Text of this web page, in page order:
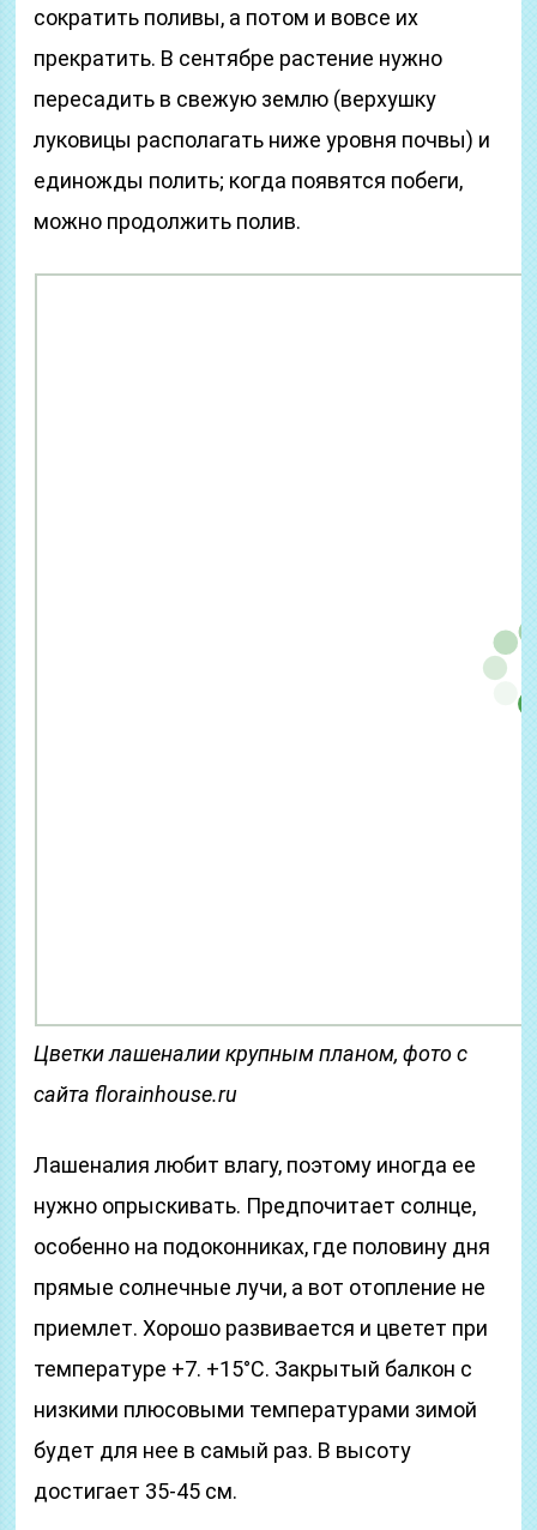
сократить поливы, а потом и вовсе их
прекратить. В сентябре растение нужно
пересадить в свежую землю (верхушку
луковицы располагать ниже уровня почвы) и
единожды полить; когда появятся побеги,
можно продолжить полив.
Цветки лашеналии крупным планом, фото с
сайта florainhouse.ru
Лашеналия любит влагу, поэтому иногда ее
нужно опрыскивать. Предпочитает солнце,
особенно на подоконниках, где половину дня
прямые солнечные лучи, а вот отопление не
приемлет. Хорошо развивается и цветет при
температуре +7. +15°C. Закрытый балкон с
низкими плюсовыми температурами зимой
будет для нее в самый раз. В высоту
достигает 35-45 см.